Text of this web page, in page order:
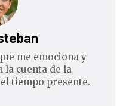
me emociona y
la cuenta de la
tiempo presente.